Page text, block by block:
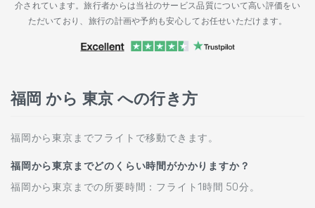
介されています。旅行者からは当社のサービス品質について高い評価をい
ただいており、旅行の計画や予約も安心してお任せいただけます。
福岡 から 東京 への行き方
福岡から東京までフライトで移動できます。
福岡から東京までどのくらい時間がかかりますか？
福岡から東京までの所要時間：フライト1時間 50分。